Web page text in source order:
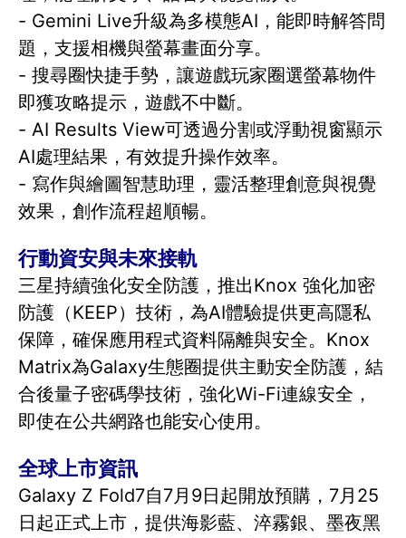
- Gemini Live升級為多模態AI，能即時解答問
題，支援相機與螢幕畫面分享。
- 搜尋圈快捷手勢，讓遊戲玩家圈選螢幕物件
即獲攻略提示，遊戲不中斷。
- AI Results View可透過分割或浮動視窗顯示
AI處理結果，有效提升操作效率。
- 寫作與繪圖智慧助理，靈活整理創意與視覺
效果，創作流程超順暢。
行動資安與未來接軌
三星持續強化安全防護，推出Knox 強化加密
防護（KEEP）技術，為AI體驗提供更高隱私
保障，確保應用程式資料隔離與安全。Knox
Matrix為Galaxy生態圈提供主動安全防護，結
合後量子密碼學技術，強化Wi-Fi連線安全，
即使在公共網路也能安心使用。
全球上市資訊
Galaxy Z Fold7自7月9日起開放預購，7月25
日起正式上市，提供海影藍、淬霧銀、墨夜黑